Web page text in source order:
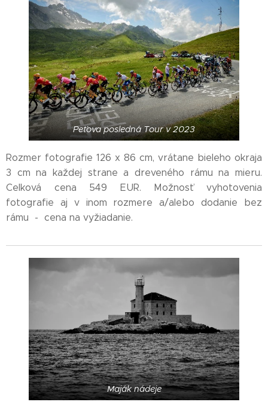
Peťova posledná Tour v 2023
Rozmer fotografie 126 x 86 cm, vrátane bieleho okraja
3 cm na každej strane a dreveného rámu na mieru.
Celková cena 549 EUR. Možnosť vyhotovenia
fotografie aj v inom rozmere a/alebo dodanie bez
rámu - cena na vyžiadanie.
Maják nádeje